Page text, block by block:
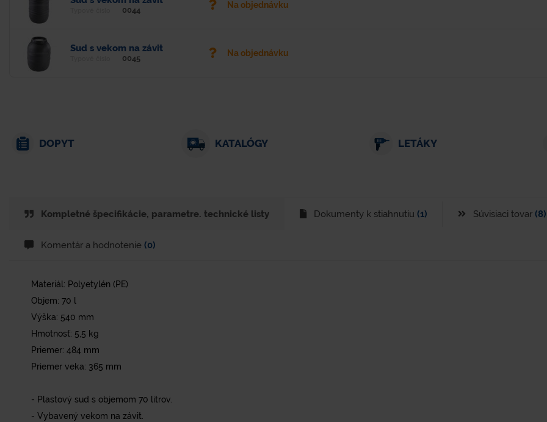
0044
Na objednávku
Sud s vekom na závit
0045
Na objednávku
DOPYT KATALÓGY LETÁKY
Kompletné špecifikácie, parametre. technické listy Dokumenty k stiahnutiu (1) Súvisiaci tovar (8)
Komentár a hodnotenie (0)
Materiál: Polyetylén (PE)
Objem: 70 l
Výška: 540 mm
Hmotnosť: 5,5 kg
Priemer: 484 mm
Priemer veka: 365 mm
- Plastový sud s objemom 70 litrov.
- Vybavený vekom na závit.